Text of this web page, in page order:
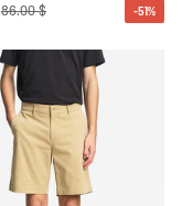
86,00 $ -51%